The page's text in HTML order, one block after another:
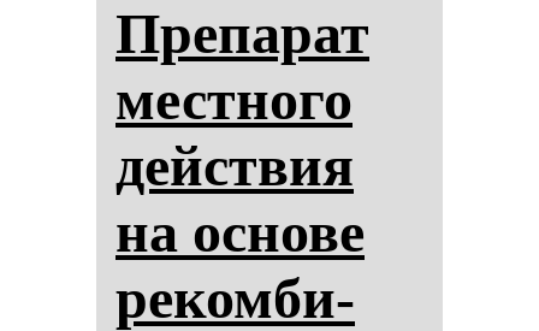
Пре­па­рат
мес­тно­го
действия
на ос­но­ве
ре­ком­би­